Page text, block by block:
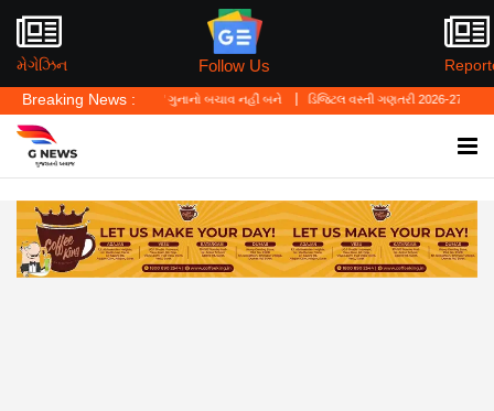
મેગેઝિન Follow Us
Breaking News :
લો' ગુનાનો બચાવ નહીં બને ડિજિટલ વસ્તી ગણતરી 2026-27નો પ્રારંભ, ઘર બેઠા